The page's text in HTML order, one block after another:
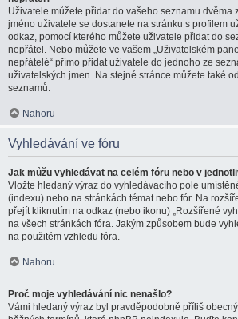
Uživatele můžete přidat do vašeho seznamu dvěma
jméno uživatele se dostanete na stránku s profilem
odkaz, pomocí kterého můžete uživatele přidat do
nepřátel. Nebo můžete ve vašem „Uživatelském
nepřátelé“ přímo přidat uživatele do jednoho ze
uživatelských jmen. Na stejné stránce můžete také
seznamů.
Nahoru
Vyhledávání ve fóru
Jak můžu vyhledávat na celém fóru nebo v
Vložte hledaný výraz do vyhledávacího pole
(indexu) nebo na stránkách témat nebo fór. Na
přejít kliknutím na odkaz (nebo ikonu) „Rozšířené
na všech stránkách fóra. Jakým způsobem bude
na použitém vzhledu fóra.
Nahoru
Proč moje vyhledávání nic nenašlo?
Vámi hledaný výraz byl pravděpodobně příliš